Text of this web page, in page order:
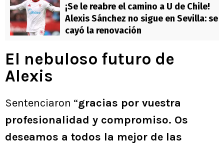
¡Se le reabre el camino a U de Chile!
Alexis Sánchez no sigue en Sevilla: se
cayó la renovación
El nebuloso futuro de
Alexis
Sentenciaron “gracias por vuestra
profesionalidad y compromiso. Os
deseamos a todos la mejor de las